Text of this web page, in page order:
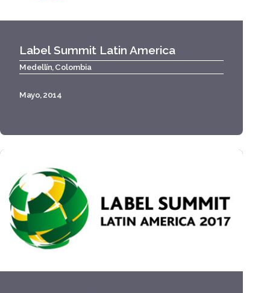
Label Summit Latin America
Medellín, Colombia
Mayo, 2014